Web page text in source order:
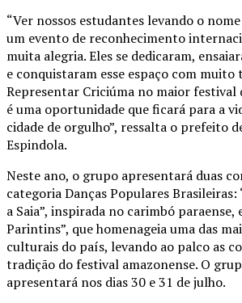
“Ver nossos estudantes levando o
um evento de reconhecimento
muita alegria. Eles se dedicaram,
e conquistaram esse espaço com muito
Representar Criciúma no maior festival
é uma oportunidade que ficará para a
cidade de orgulho”, ressalta o prefeito
Espindola.
Neste ano, o grupo apresentará duas
categoria Danças Populares Brasileiras:
a Saia”, inspirada no carimbó paraense,
Parintins”, que homenageia uma das
culturais do país, levando ao palco as
tradição do festival amazonense. O
apresentará nos dias 30 e 31 de julho.